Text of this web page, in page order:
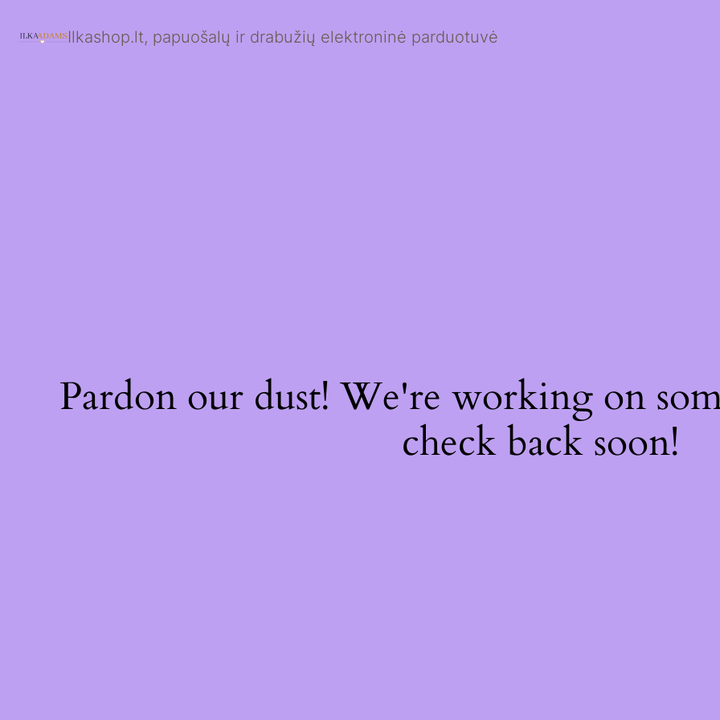
Ilkashop.lt, papuošalų ir drabužių elektroninė parduotuvė
Pardon our dust! We're working on
check back soon!